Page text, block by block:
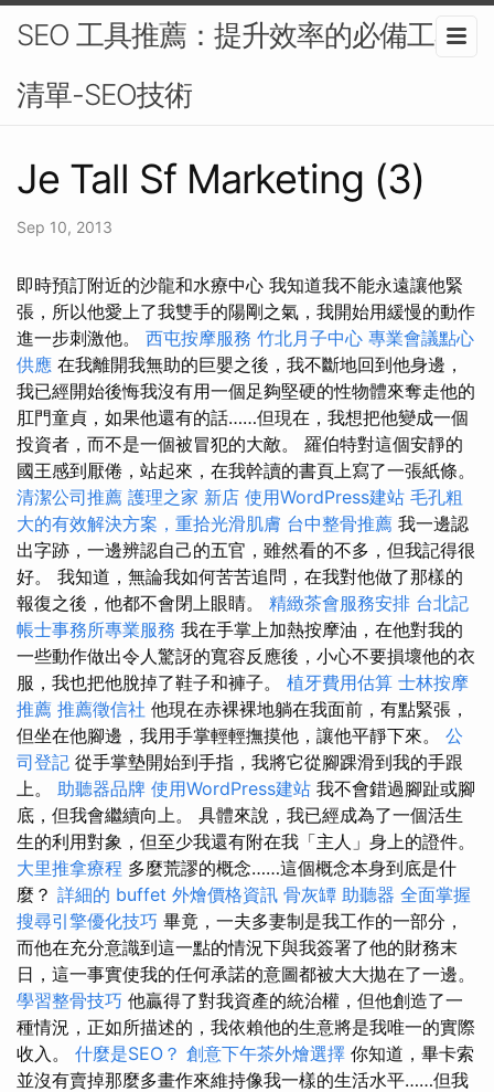
SEO 工具推薦：提升效率的必備工具
清單-SEO技術
Je Tall Sf Marketing (3)
Sep 10, 2013
即時預訂附近的沙龍和水療中心 我知道我不能永遠讓他緊
張，所以他愛上了我雙手的陽剛之氣，我開始用緩慢的動作
進一步刺激他。 西屯按摩服務 竹北月子中心 專業會議點心
供應 在我離開我無助的巨嬰之後，我不斷地回到他身邊，
我已經開始後悔我沒有用一個足夠堅硬的性物體來奪走他的
肛門童貞，如果他還有的話……但現在，我想把他變成一個
投資者，而不是一個被冒犯的大敵。 羅伯特對這個安靜的
國王感到厭倦，站起來，在我幹讀的書頁上寫了一張紙條。
清潔公司推薦 護理之家 新店 使用WordPress建站 毛孔粗
大的有效解決方案，重拾光滑肌膚 台中整骨推薦 我一邊認
出字跡，一邊辨認自己的五官，雖然看的不多，但我記得很
好。 我知道，無論我如何苦苦追問，在我對他做了那樣的
報復之後，他都不會閉上眼睛。 精緻茶會服務安排 台北記
帳士事務所專業服務 我在手掌上加熱按摩油，在他對我的
一些動作做出令人驚訝的寬容反應後，小心不要損壞他的衣
服，我也把他脫掉了鞋子和褲子。 植牙費用估算 士林按摩
推薦 推薦徵信社 他現在赤裸裸地躺在我面前，有點緊張，
但坐在他腳邊，我用手掌輕輕撫摸他，讓他平靜下來。 公
司登記 從手掌墊開始到手指，我將它從腳踝滑到我的手跟
上。 助聽器品牌 使用WordPress建站 我不會錯過腳趾或腳
底，但我會繼續向上。 具體來說，我已經成為了一個活生
生的利用對象，但至少我還有附在我「主人」身上的證件。
大里推拿療程 多麼荒謬的概念……這個概念本身到底是什
麼？ 詳細的 buffet 外燴價格資訊 骨灰罈 助聽器 全面掌握
搜尋引擎優化技巧 畢竟，一夫多妻制是我工作的一部分，
而他在充分意識到這一點的情況下與我簽署了他的財務末
日，這一事實使我的任何承諾的意圖都被大大拋在了一邊。
學習整骨技巧 他贏得了對我資產的統治權，但他創造了一
種情況，正如所描述的，我依賴他的生意將是我唯一的實際
收入。 什麼是SEO？ 創意下午茶外燴選擇 你知道，畢卡索
並沒有賣掉那麼多畫作來維持像我一樣的生活水平……但我